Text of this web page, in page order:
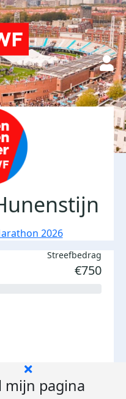
2026
Streefbedrag
€750
mijn pagina